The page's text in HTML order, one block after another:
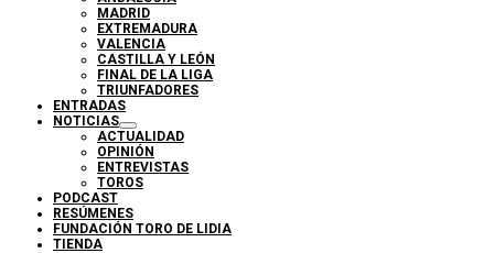
MADRID
EXTREMADURA
VALENCIA
CASTILLA Y LEÓN
FINAL DE LA LIGA
TRIUNFADORES
ENTRADAS
NOTICIAS
ACTUALIDAD
OPINIÓN
ENTREVISTAS
TOROS
PODCAST
RESÚMENES
FUNDACIÓN TORO DE LIDIA
TIENDA